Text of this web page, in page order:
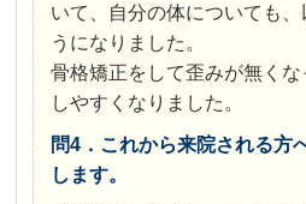
いて、自分の体についても
うになりました。
骨格矯正をして歪みが無く
しやすくなりました。
問4．これから来院される方
します。